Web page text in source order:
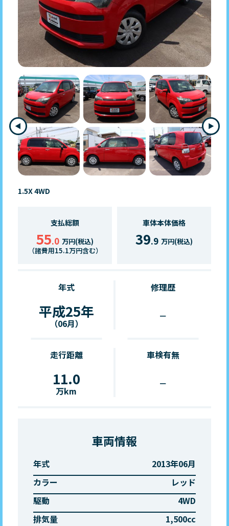
1.5X 4WD
支払総額
55.0 万円(税込)
（諸費用15.1万円含む）
車体本体価格
39.9 万円(税込)
年式
平成25年
（06月）
修理歴
－
走行距離
11.0
万km
車検有無
－
車両情報
年式
2013年06月
カラー
レッド
駆動
4WD
排気量
1,500cc